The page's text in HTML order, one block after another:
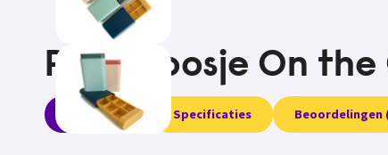
Pillendoosje On the
Informatie Specificaties Beoordelingen